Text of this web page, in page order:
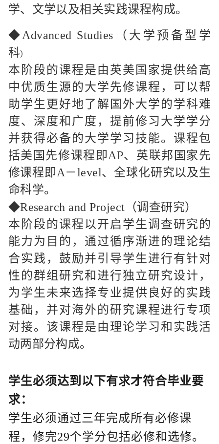
学、文学以及相关实践课程构成。
◆Advanced Studies（大学预备型学
科）
本阶段的课程是由英美国家提供给高
中优质生源的大学先修课程，可以帮
助学生更好地了解国外大学的学科难
度、深度和广度，提前修习大学学分
并获得必备的大学学习技能。课程包
括美国先修课程即AP、英联邦国家先
修课程即A－level、全球化研究以及生
命科学。
◆Research and Project（调查研究）
本阶段的课程以开启学生调查研究的
能力为目的，通过循序渐进的理论结
合实践，鼓励并引导学生进行有针对
性的群组研究和进行独立研究设计，
为学生未来选择专业提供良好的实践
基础，并对海外的研究课程进行专项
对接。该课程是由理论学习和实践活
动两部分构成。
学生必须达到以下有求才符合毕业要
求：
学生必须通过三年完成所有必修课
程，修完29个学分包括必修和选修。